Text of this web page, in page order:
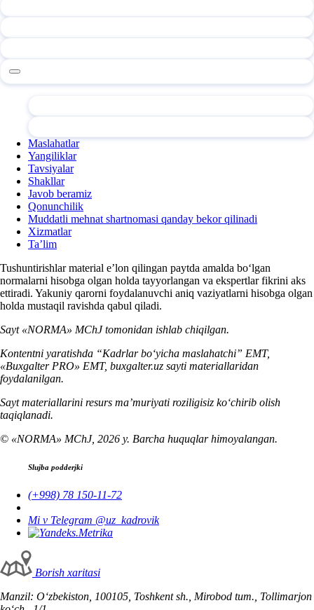
Maslahatlar
Yangiliklar
Tavsiyalar
Shakllar
Javob beramiz
Qonunchilik
Muddatli mehnat shartnomasi qanday bekor qilinadi
Xizmatlar
Ta’lim
Tushuntirishlar material e’lon qilingan paytda amalda boʻlgan
normalarni hisobga olgan holda tayyorlangan va ekspertlar fikrini aks
ettiradi. Yakuniy qarorni foydalanuvchi aniq vaziyatlarni hisobga olgan
holda mustaqil ravishda qabul qiladi.
Sayt «NORMA» MChJ tomonidan ishlab chiqilgan.
Kontentni yaratishda “Kadrlar boʻyicha maslahatchi” EMT,
«Buxgalter PRO» EMT, buxgalter.uz sayti materiallaridan
foydalanilgan.
Sayt materiallarini resurs ma’muriyati roziligisiz koʻchirib olish
taqiqlanadi.
© «NORMA» MChJ, 2026 y. Barcha huquqlar himoyalangan.
Slujba podderjki
(+998) 78 150-11-72
Mi v Telegram @uz_kadrovik
Borish хaritasi
Manzil: Oʻzbekiston, 100105, Toshkent sh., Mirobod tum., Tollimarjon